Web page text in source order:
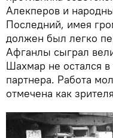
Алекперов и
Последний, имея
должен был легко
Афганлы сыграл
Шахмар не остался в
партнера. Работа
отмечена как